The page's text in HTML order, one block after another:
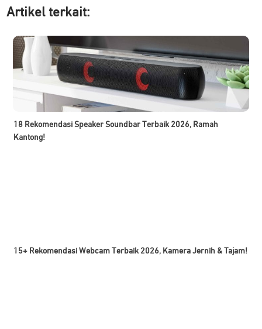
Artikel terkait:
18 Rekomendasi Speaker Soundbar Terbaik 2026, Ramah
Kantong!
15+ Rekomendasi Webcam Terbaik 2026, Kamera Jernih & Tajam!